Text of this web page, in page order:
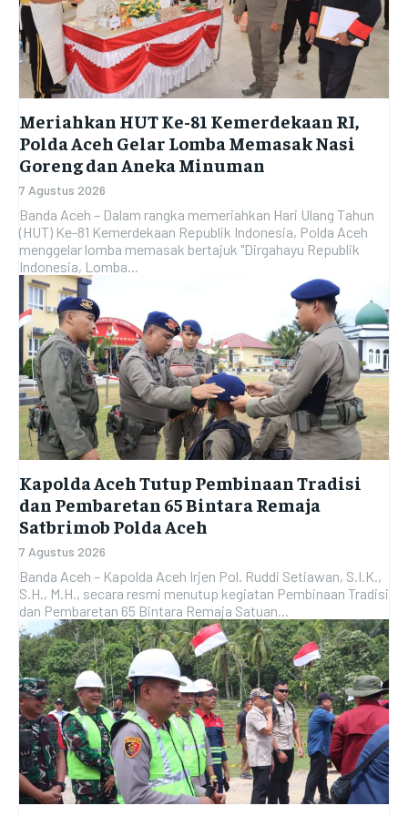
SATKER
POLRES
LAYANAN MASYARAKAT
KONTAK
PENSAT
PPID
POLRI TV
MAJALAH TBN
SATKER
IDWASDA
RO LOG
RO OPS
RO RENA
RO SDM
BID PROPAM
BID DOKKES
POLRES
POLRESTA
POLRES ACEH BESAR
POLRES PIDIE
SATKER
POLRES
LAYANAN MASYARAKAT
KONTAK
PENSAT
PPID
POLRI TV
MAJALAH TBN
SATKER
IDWASDA
RO LOG
RO OPS
RO RENA
RO SDM
BID PROPAM
BID DOKKES
POLRES
POLRESTA
POLRES ACEH BESAR
POLRES PIDIE
SATKER
POLRES
LAYANAN MASYARAKAT
PENSAT
PPID
POLRI TV
MAJALAH TBN
SATKER
IDWASDA
RO LOG
RO OPS
RO RENA
RO SDM
BID HUMAS
BID PROPAM
BID DOKKES
POLRES
POLRESTA
POLRES ACEH BESAR
POLRES PIDIE
SATKER
POLRES
LAYANAN MASYARAKAT
PENSAT
PPID
POLRI TV
MAJALAH TBN
SATKER
IDWASDA
RO LOG
RO OPS
RO RENA
RO SDM
BID HUMAS
BID PROPAM
BID DOKKES
POLRES
POLRESTA
POLRES ACEH BESAR
POLRES PIDIE
Meriahkan HUT Ke-81 Kemerdekaan RI,
Polda Aceh Gelar Lomba Memasak Nasi
Goreng dan Aneka Minuman
7 Agustus 2026
Banda Aceh – Dalam rangka memeriahkan Hari Ulang Tahun
(HUT) Ke-81 Kemerdekaan Republik Indonesia, Polda Aceh
menggelar lomba memasak bertajuk "Dirgahayu Republik
Indonesia, Lomba...
Kapolda Aceh Tutup Pembinaan Tradisi
dan Pembaretan 65 Bintara Remaja
Satbrimob Polda Aceh
7 Agustus 2026
Banda Aceh – Kapolda Aceh Irjen Pol. Ruddi Setiawan, S.I.K.,
S.H., M.H., secara resmi menutup kegiatan Pembinaan Tradisi
dan Pembaretan 65 Bintara Remaja Satuan...